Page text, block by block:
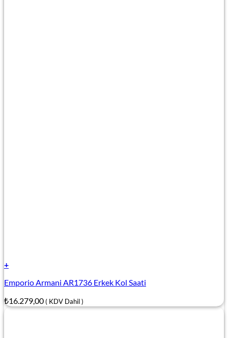
+
Emporio Armani AR1736 Erkek Kol Saati
₺16.279,00( KDV Dahil )